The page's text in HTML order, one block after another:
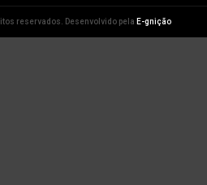
reservados. Desenvolvido pela E-gnição